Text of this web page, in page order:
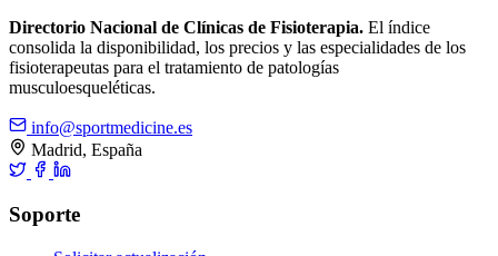
Directorio Nacional de Clínicas de Fisioterapia. El índice
consolida la disponibilidad, los precios y las especialidades de los
fisioterapeutas para el tratamiento de patologías
musculoesqueléticas.
info@sportmedicine.es
Madrid, España
Soporte